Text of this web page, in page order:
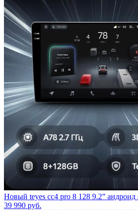
Новый teyes cc4 pro 8 128 9.2” андроид
39 990 руб.